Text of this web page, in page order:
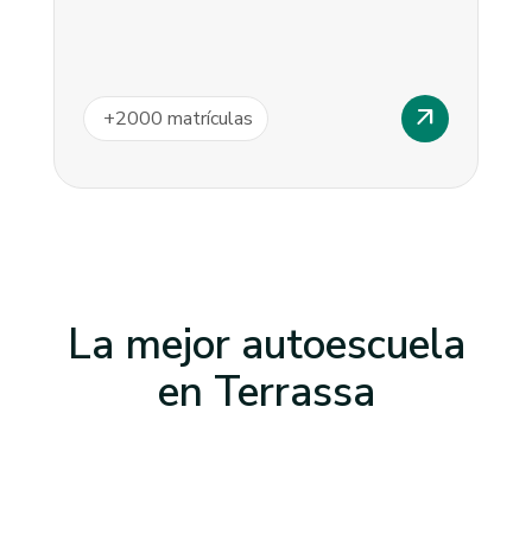
+2000 matrículas arrow_outward
La mejor autoescuela
en Terrassa